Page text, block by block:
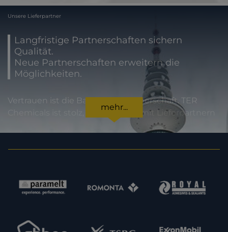
Unsere Lieferpartner
Langfristige Partnerschaften sichern
Qualität.
Neue Partnerschaften erweitern die
Möglichkeiten.
Vertrauen ist die Basis jeder Partnerschaft. TER
Chemicals ist stolz, international mit Lieferpartnern
zusammenzuarbeiten, die für höchste
unsere Kunden bedeutet dies Sicherheit in jeder
termingerechten Lieferung. Im Sinne einer
Erweiterung unserer Kapazitäten und unseres
interessiert, neue potenzielle Lieferpartner
mehr...